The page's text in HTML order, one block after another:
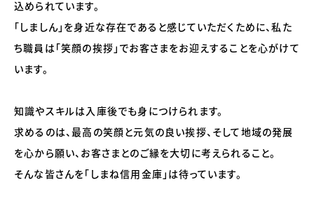
込められています。
「しましん」を身近な存在であると感じていただくために、私た
ち職員は「笑顔の挨拶」でお客さまをお迎えすることを心がけて
います。
知識やスキルは入庫後でも身につけられます。
求めるのは、最高の笑顔と元気の良い挨拶、そして地域の発展
を心から願い、お客さまとのご縁を大切に考えられること。
そんな皆さんを「しまね信用金庫」は待っています。